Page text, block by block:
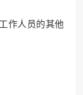
作人员的其他